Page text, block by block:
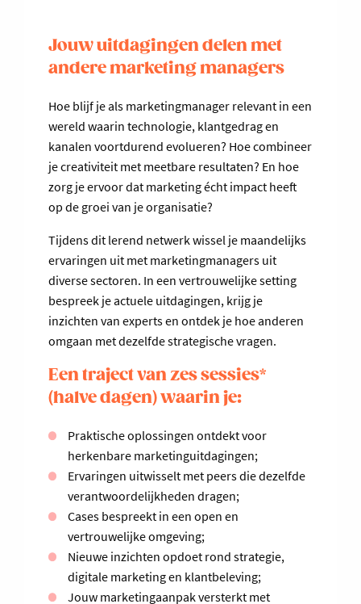
Jouw uitdagingen delen met
andere marketing managers
Hoe blijf je als marketingmanager relevant in een
wereld waarin technologie, klantgedrag en
kanalen voortdurend evolueren? Hoe combineer
je creativiteit met meetbare resultaten? En hoe
zorg je ervoor dat marketing écht impact heeft
op de groei van je organisatie?
Tijdens dit lerend netwerk wissel je maandelijks
ervaringen uit met marketingmanagers uit
diverse sectoren. In een vertrouwelijke setting
bespreek je actuele uitdagingen, krijg je
inzichten van experts en ontdek je hoe anderen
omgaan met dezelfde strategische vragen.
Een traject van zes sessies*
(halve dagen) waarin je:
Praktische oplossingen ontdekt voor
herkenbare marketinguitdagingen;
Ervaringen uitwisselt met peers die dezelfde
verantwoordelijkheden dragen;
Cases bespreekt in een open en
vertrouwelijke omgeving;
Nieuwe inzichten opdoet rond strategie,
digitale marketing en klantbeleving;
Jouw marketingaanpak versterkt met